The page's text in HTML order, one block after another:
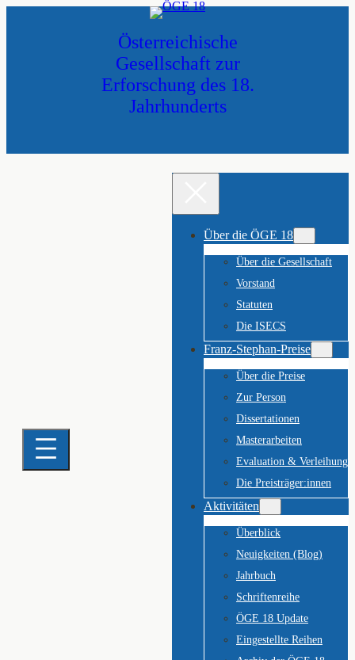
Österreichische
Gesellschaft zur
Erforschung des 18.
Jahrhunderts
Über die ÖGE 18
Über die Gesellschaft
Vorstand
Statuten
Die ISECS
Franz-Stephan-Preise
Über die Preise
Zur Person
Dissertationen
Masterarbeiten
Evaluation & Verleihung
Die Preisträger:innen
Aktivitäten
Überblick
Neuigkeiten (Blog)
Jahrbuch
Schriftenreihe
ÖGE 18 Update
Eingestellte Reihen